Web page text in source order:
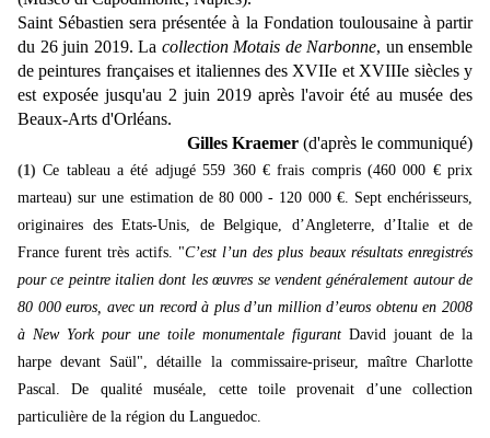
Saint Sébastien sera présentée à la Fondation toulousaine à partir
du 26 juin 2019. La collection Motais de Narbonne, un ensemble
de peintures françaises et italiennes des XVIIe et XVIIIe siècles y
est exposée jusqu'au 2 juin 2019 après l'avoir été au musée des
Beaux-Arts d'Orléans.
Gilles Kraemer (d'après le communiqué)
(1) Ce tableau a été adjugé 559 360 € frais compris (460 000 € prix
marteau) sur une estimation de 80 000 - 120 000 €. Sept enchérisseurs,
originaires des Etats-Unis, de Belgique, d’Angleterre, d’Italie et de
France furent très actifs. "C’est l’un des plus beaux résultats enregistrés
pour ce peintre italien dont les œuvres se vendent généralement autour de
80 000 euros, avec un record à plus d’un million d’euros obtenu en 2008
à New York pour une toile monumentale figurant David jouant de la
harpe devant Saül", détaille la commissaire-priseur, maître Charlotte
Pascal. De qualité muséale, cette toile provenait d’une collection
particulière de la région du Languedoc.